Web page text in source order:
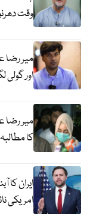
وقت
میر رضا
اور
میر رضا
کا
ایران کا
امریکی